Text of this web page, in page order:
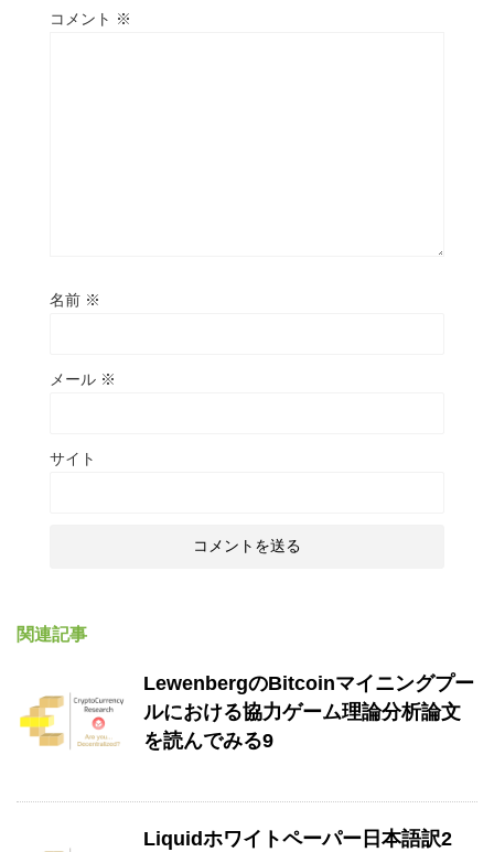
コメント ※
名前 ※
メール ※
サイト
関連記事
LewenbergのBitcoinマイニングプー
ルにおける協力ゲーム理論分析論文
を読んでみる9
Liquidホワイトペーパー日本語訳2